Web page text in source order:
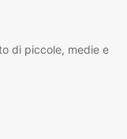
di piccole, medie e